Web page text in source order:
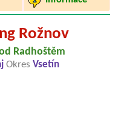
Rožnov
Radhoštěm
Okres Vsetín